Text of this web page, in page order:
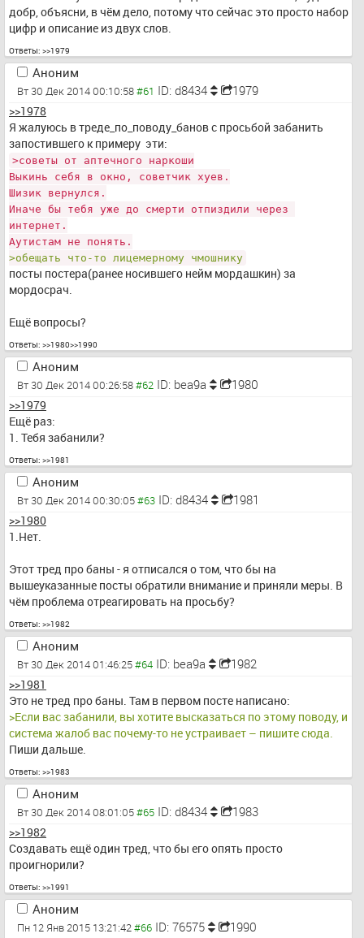
добр, объясни, в чём дело, потому что сейчас это просто набор
цифр и описание из двух слов.
Ответы: >>1979
Аноним
Вт 30 Дек 2014 00:10:58 ID: d8434 1979
>>1978
Я жалуюсь в треде_по_поводу_банов с просьбой забанить
запостившего к примеру  эти:
>советы от аптечного наркоши
Выкинь себя в окно, советчик хуев.
Шизик вернулся.
Иначе бы тебя уже до смерти отпиздили через
интернет.
Аутистам не понять.
>обещать что-то лицемерному чмошнику
посты постера(ранее носившего нейм мордашкин) за
мордосрач.
Ещё вопросы?
Ответы: >>1980>>1990
Аноним
Вт 30 Дек 2014 00:26:58 ID: bea9a 1980
>>1979
Ещё раз:
1. Тебя забанили?
Ответы: >>1981
Аноним
Вт 30 Дек 2014 00:30:05 ID: d8434 1981
>>1980
1.Нет.
Этот тред про баны - я отписался о том, что бы на
вышеуказанные посты обратили внимание и приняли меры. В
чём проблема отреагировать на просьбу?
Ответы: >>1982
Аноним
Вт 30 Дек 2014 01:46:25 ID: bea9a 1982
>>1981
Это не тред про баны. Там в первом посте написано:
>Если вас забанили, вы хотите высказаться по этому поводу, и
система жалоб вас почему-то не устраивает – пишите сюда.
Пиши дальше.
Ответы: >>1983
Аноним
Вт 30 Дек 2014 08:01:05 ID: d8434 1983
>>1982
Создавать ещё один тред, что бы его опять просто
проигнорили?
Ответы: >>1991
Аноним
Пн 12 Янв 2015 13:21:42 ID: 76575 1990